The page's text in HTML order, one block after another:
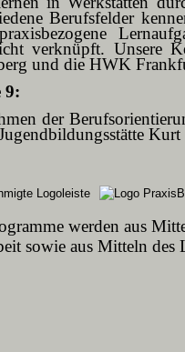
Berufsfelder
verknüpft. Unsere
und die HWK
9:
der
werden aus
sowie aus Mitteln des